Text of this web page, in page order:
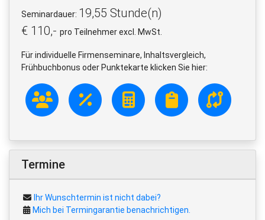
Seminardauer: 19,55 Stunde(n)
€ 110,- pro Teilnehmer excl. MwSt.
Für individuelle Firmenseminare, Inhaltsvergleich,
Frühbuchbonus oder Punktekarte klicken Sie hier:
Termine
Ihr Wunschtermin ist nicht dabei?
Mich bei Termingarantie benachrichtigen.